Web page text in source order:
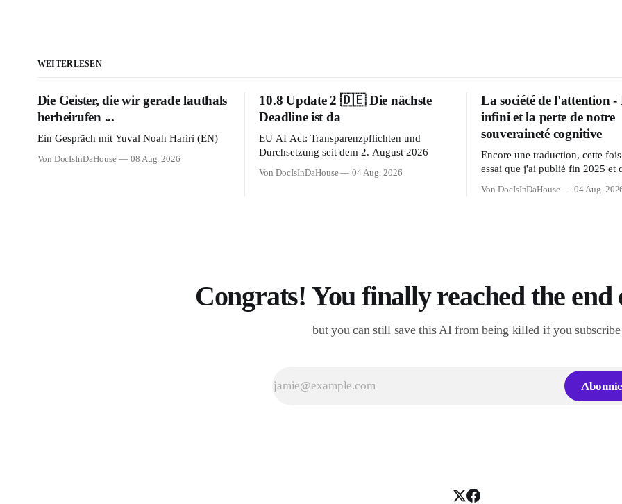
WEITERLESEN
Die Geister, die wir gerade lauthals
herbeirufen ...
Ein Gespräch mit Yuval Noah Hariri (EN)
Von DocIsInDaHouse 08 Aug. 2026
10.8 Update 2 🇩🇪 Die nächste
Deadline ist da
EU AI Act: Transparenzpflichten und
Durchsetzung seit dem 2. August 2026
Von DocIsInDaHouse 04 Aug. 2026
La société de l'attention -
infini et la perte de notre
souveraineté cognitive
Encore une traduction, cette
essai que j'ai publié fin 2025 et
pour 2026. J'ai décidé de
Von DocIsInDaHouse 04 Aug.
Congrats! You finally reached the end
but you can still save this AI from being killed if you subscribe